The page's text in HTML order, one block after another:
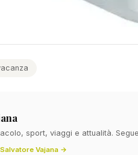
sport, viaggi e attualità.
Vajana →